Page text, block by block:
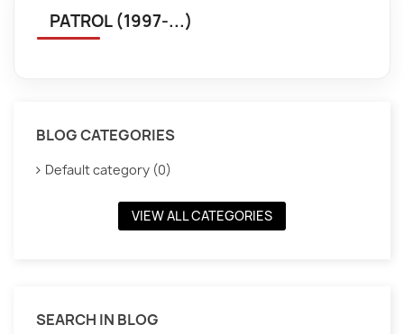
PATROL (1997-...)
BLOG CATEGORIES
Default category (0)
VIEW ALL CATEGORIES
SEARCH IN BLOG